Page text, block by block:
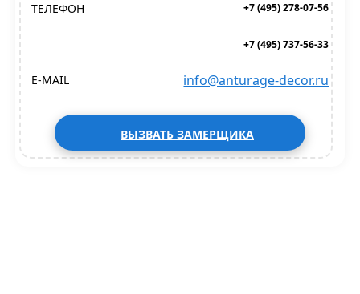
ТЕЛЕФОН +7 (495) 278-07-56
+7 (495) 737-56-33
E-MAIL info@anturage-decor.ru
ВЫЗВАТЬ ЗАМЕРЩИКА